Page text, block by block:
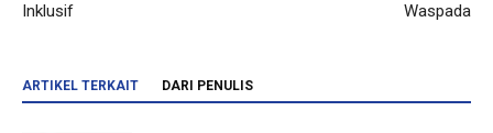
Inklusif
Waspada
ARTIKEL TERKAIT DARI PENULIS